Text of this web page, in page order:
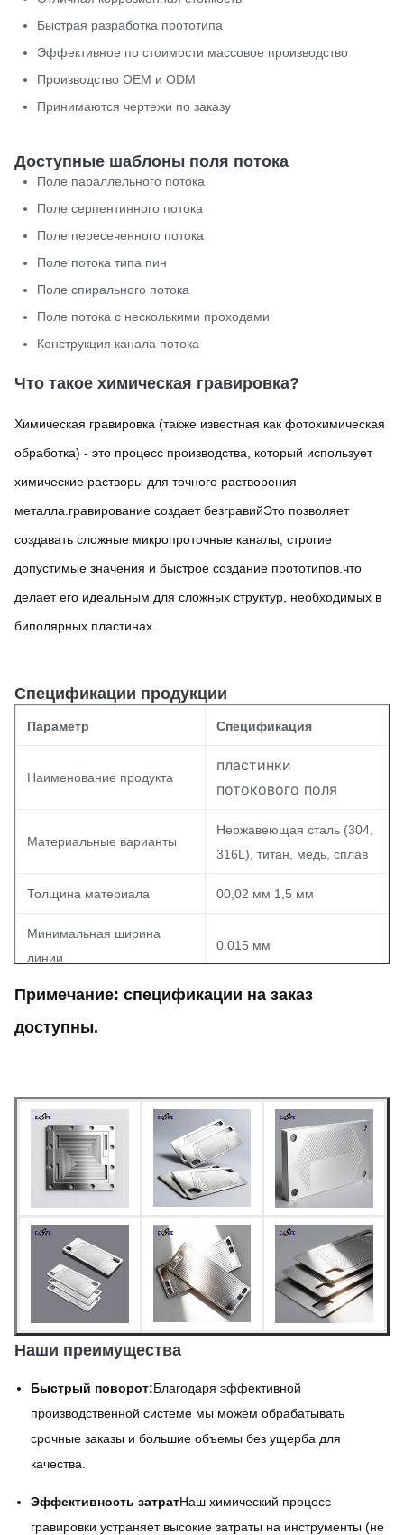
Быстрая разработка прототипа
Эффективное по стоимости массовое производство
Производство OEM и ODM
Принимаются чертежи по заказу
Доступные шаблоны поля потока
Поле параллельного потока
Поле серпентинного потока
Поле пересеченного потока
Поле потока типа пин
Поле спирального потока
Поле потока с несколькими проходами
Конструкция канала потока
Что такое химическая гравировка?
Химическая гравировка (также известная как фотохимическая
обработка) - это процесс производства, который использует
химические растворы для точного растворения
металла.гравирование создает безгравийЭто позволяет
создавать сложные микропроточные каналы, строгие
допустимые значения и быстрое создание прототипов.что
делает его идеальным для сложных структур, необходимых в
биполярных пластинах.
Спецификации продукции
Параметр Спецификация
Наименование продукта
пластинки
потокового поля
Материальные варианты
Нержавеющая сталь (304,
316L), титан, медь, сплав
Толщина материала 00,02 мм 1,5 мм
Минимальная ширина
линии
0.015 мм
Минимальная диафрагма
(отверстие)
Продолжительность
Быстрое создание
прототипов (5-7 дней);
массовое производство
доступно
Поверхностная отделка
пассивированной или
специальной обработки
поверхности
Примечание: спецификации на заказ
доступны.
Наши преимущества
Быстрый поворот:Благодаря эффективной
производственной системе мы можем обрабатывать
срочные заказы и большие объемы без ущерба для
качества.
Эффективность затратНаш химический процесс
гравировки устраняет высокие затраты на инструменты (не